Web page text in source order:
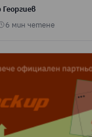
6 мин четене